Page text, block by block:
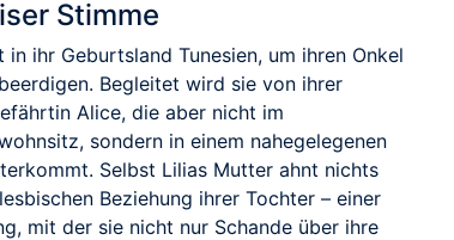
Stimme
in ihr Geburtsland Tunesien, um ihren Onkel
Begleitet wird sie von ihrer
Alice, die aber nicht im
sondern in einem nahegelegenen
Selbst Lilias Mutter ahnt nichts
Beziehung ihrer Tochter – einer
mit der sie nicht nur Schande über ihre